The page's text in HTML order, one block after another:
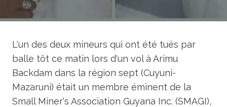
L'un des deux mineurs qui ont été tués par
balle tôt ce matin lors d'un vol à Arimu
Backdam dans la région sept (Cuyuni-
Mazaruni) était un membre éminent de la
Small Miner's Association Guyana Inc. (SMAGI),